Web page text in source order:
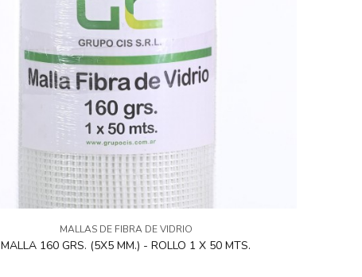
MALLAS DE FIBRA DE VIDRIO
MALLA 160 GRS. (5X5 MM.) - ROLLO 1 X 50 MTS.